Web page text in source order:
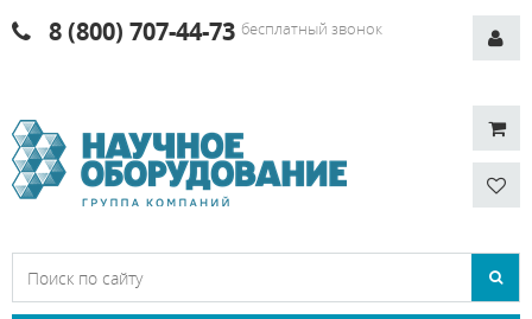
8 (800) 707-44-73 бесплатный звонок